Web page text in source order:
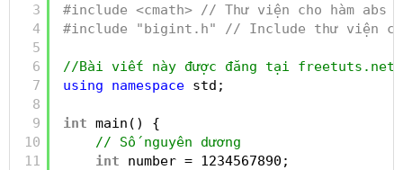
3
4
5
6
7
8
9
10
11
#include <cmath> // Thư viện cho hàm abs
#include "bigint.h" // Include thư viện
//Bài viết này được đăng tại freetuts.net
using
namespace std;
int main() {
// Số nguyên dương
int
number = 1234567890;